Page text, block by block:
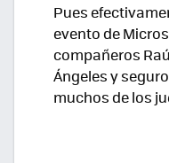
Pues
evento de
compañeros
Ángeles y
muchos de los